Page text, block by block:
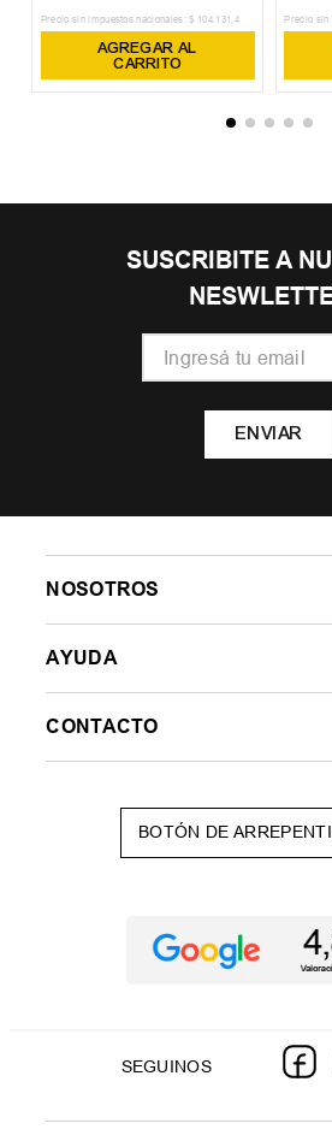
Precio sin impuestos nacionales: $ 104.131 ,4
AGREGAR AL
CARRITO
Precio sin
SUSCRIBITE A
ENVIAR
NOSOTROS
AYUDA
CONTACTO
BOTÓN DE
SEGUINOS